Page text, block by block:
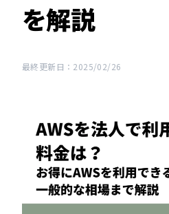
を解説
最終更新日：2025/02/26